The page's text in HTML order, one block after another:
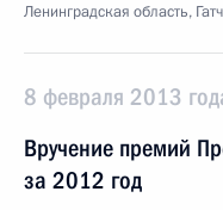
Ленинградская область,
8 февраля 2013
Вручение премий
за 2012 год